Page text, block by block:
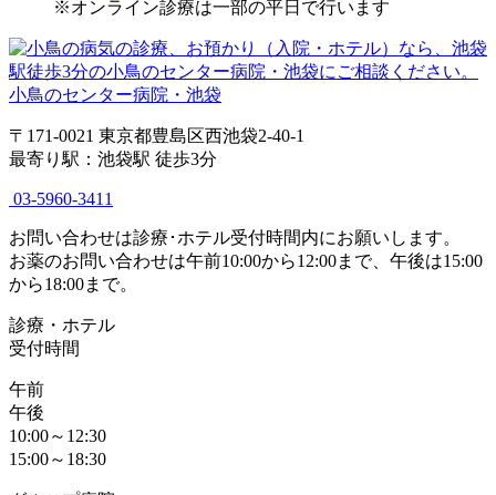
※オンライン診療は一部の平日で行います
小鳥のセンター病院・池袋
〒171-0021 東京都豊島区西池袋2-40-1
最寄り駅：池袋駅 徒歩3分
03-5960-3411
お問い合わせは診療･ホテル受付時間内にお願いします。
お薬のお問い合わせは午前10:00から12:00まで、午後は15:00
から18:00まで。
診療・ホテル
受付時間
午前
午後
10:00～12:30
15:00～18:30